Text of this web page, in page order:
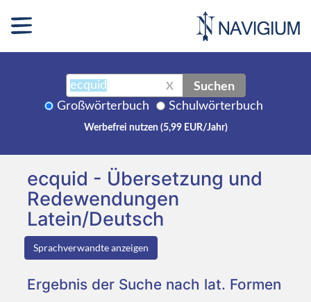
X Suchen
Großwörterbuch Schulwörterbuch
Werbefrei nutzen (5,99 EUR/Jahr)
ecquid - Übersetzung und
Redewendungen
Latein/Deutsch
Sprachverwandte anzeigen
Ergebnis der Suche nach lat. Formen